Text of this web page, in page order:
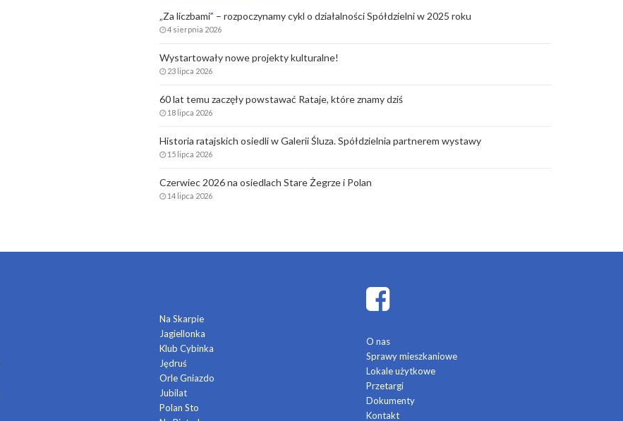
„Za liczbami” – rozpoczynamy cykl o działalności Spółdzielni w 2025 roku
4 sierpnia 2026
Wystartowały nowe projekty kulturalne!
23 lipca 2026
60 lat temu zaczęły powstawać Rataje, które znamy dziś
18 lipca 2026
Historia ratajskich osiedli w Galerii Śluza. Spółdzielnia partnerem wystawy
15 lipca 2026
Czerwiec 2026 na osiedlach Stare Żegrze i Polan
14 lipca 2026
Na Skarpie
Jagiellonka
Klub Cybinka
Jędruś
Orle Gniazdo
Jubilat
Polan Sto
O nas
Sprawy mieszkaniowe
Lokale użytkowe
Przetargi
Dokumenty
Kontakt